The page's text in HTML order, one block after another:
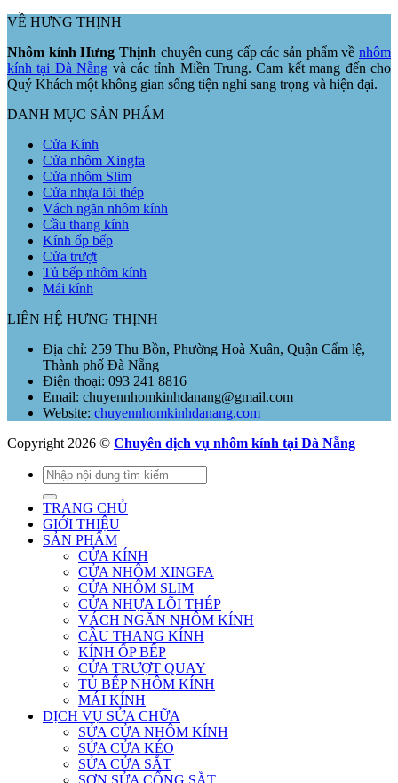
VỀ HƯNG THỊNH
Nhôm kính Hưng Thịnh chuyên cung cấp các sản phẩm vềnhôm
kính tại Đà Nẵng và các tỉnh Miền Trung. Cam kết mang đến cho
Quý Khách một không gian sống tiện nghi sang trọng và hiện đại.
DANH MỤC SẢN PHẨM
Cửa Kính
Cửa nhôm Xingfa
Cửa nhôm Slim
Cửa nhựa lõi thép
Vách ngăn nhôm kính
Cầu thang kính
Kính ốp bếp
Cửa trượt
Tủ bếp nhôm kính
Mái kính
LIÊN HỆ HƯNG THỊNH
Địa chỉ: 259 Thu Bồn, Phường Hoà Xuân, Quận Cẩm lệ,
Thành phố Đà Nẵng
Điện thoại: 093 241 8816
Email: chuyennhomkinhdanang@gmail.com
Website: chuyennhomkinhdanang.com
Copyright 2026 © Chuyên dịch vụ nhôm kính tại Đà Nẵng
Tìm
kiếm:
TRANG CHỦ
GIỚI THIỆU
SẢN PHẨM
CỬA KÍNH
CỬA NHÔM XINGFA
CỬA NHÔM SLIM
CỬA NHỰA LÕI THÉP
VÁCH NGĂN NHÔM KÍNH
CẦU THANG KÍNH
KÍNH ỐP BẾP
CỬA TRƯỢT QUAY
TỦ BẾP NHÔM KÍNH
MÁI KÍNH
DỊCH VỤ SỬA CHỮA
SỬA CỬA NHÔM KÍNH
SỬA CỬA KÉO
SỬA CỬA SẮT
SƠN SỬA CỔNG SẮT